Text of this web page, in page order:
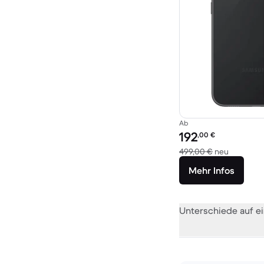
Ab
Preis des erneuerten
192,00 €
499,00 € neu
Mehr Infos
Unterschiede auf